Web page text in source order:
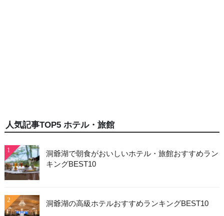
人気記事TOP5 ホテル・旅館
1
洞爺湖で朝食がおいしいホテル・旅館おすすめラン
キングBEST10
2 洞爺湖の高級ホテルおすすめランキングBEST10